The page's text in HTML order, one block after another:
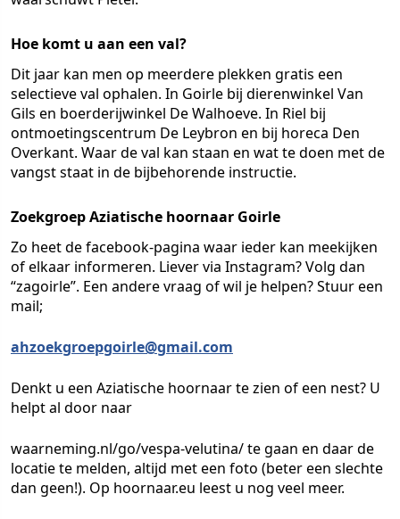
Hoe komt u aan een val?
Dit jaar kan men op meerdere plekken gratis een
selectieve val ophalen. In Goirle bij dierenwinkel Van
Gils en boerderijwinkel De Walhoeve. In Riel bij
ontmoetingscentrum De Leybron en bij horeca Den
Overkant. Waar de val kan staan en wat te doen met de
vangst staat in de bijbehorende instructie.
Zoekgroep Aziatische hoornaar Goirle
Zo heet de facebook-pagina waar ieder kan meekijken
of elkaar informeren. Liever via Instagram? Volg dan
“zagoirle”. Een andere vraag of wil je helpen? Stuur een
mail;
ahzoekgroepgoirle@gmail.com
Denkt u een Aziatische hoornaar te zien of een nest? U
helpt al door naar
waarneming.nl/go/vespa-velutina/ te gaan en daar de
locatie te melden, altijd met een foto (beter een slechte
dan geen!). Op hoornaar.eu leest u nog veel meer.